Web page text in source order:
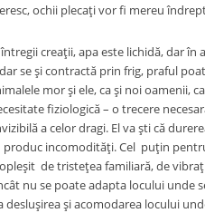
ochii plecați vor fi mereu
creații, apa este lichidă, dar în
se și contractă prin frig, praful
mor și ele, ca și noi oamenii,
fiziologică – o trecere
a celor dragi. El va ști că
incomodități. Cel puțin
de tristețea familiară, de
nu se poate adapta locului unde
și acomodarea locului